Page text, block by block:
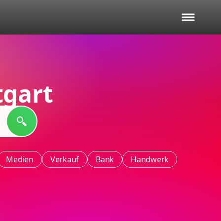
Medien Verkauf Bank
Handwerk